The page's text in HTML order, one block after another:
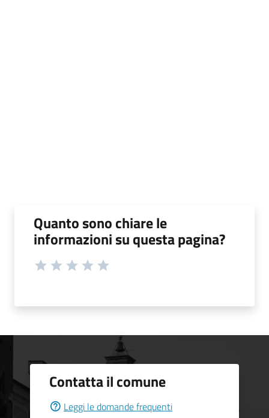
Quanto sono chiare le
informazioni su questa pagina?
Contatta il comune
Leggi le domande frequenti